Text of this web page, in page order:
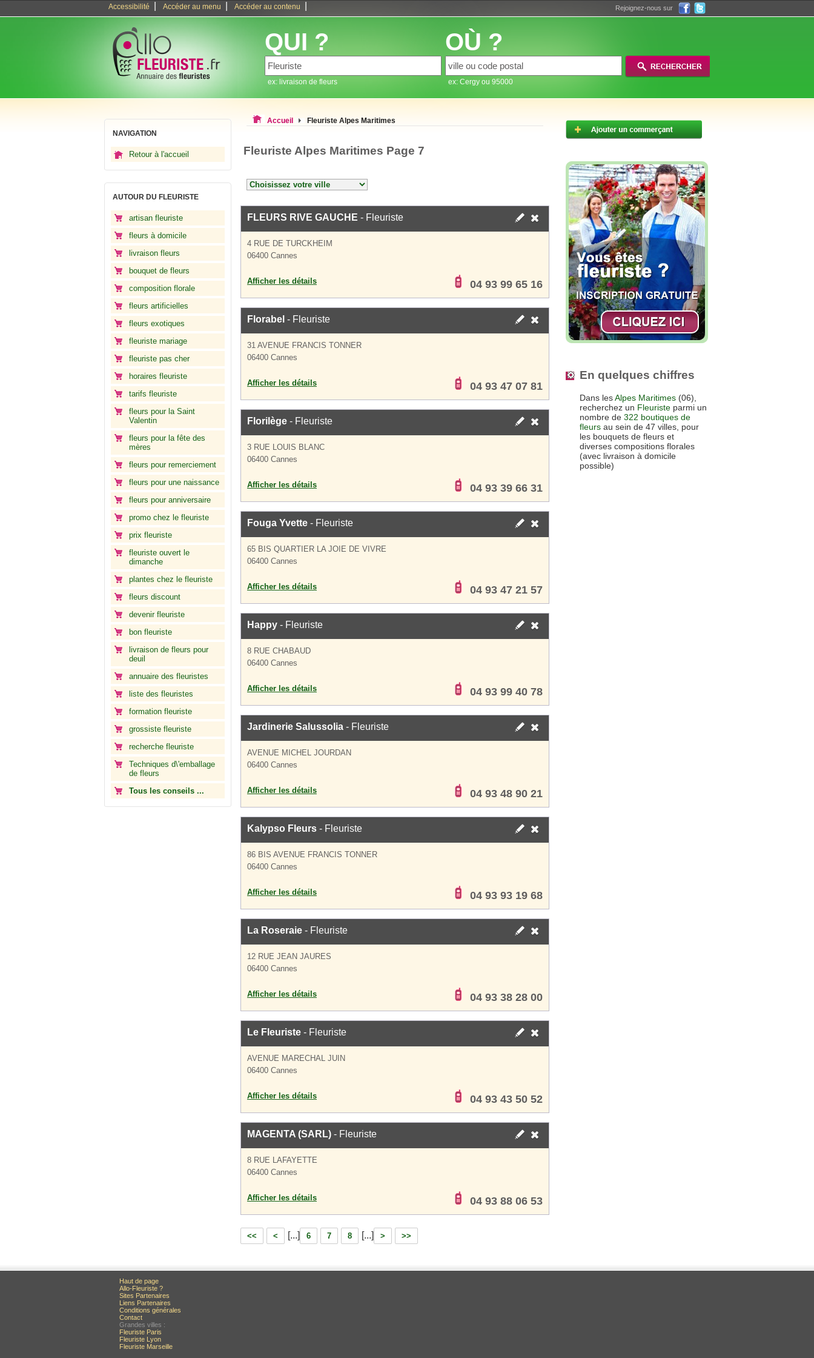
Accessibilité Accéder au menu Accéder au contenu Rejoignez-nous sur
QUI ?
ex: livraison de fleurs
OÙ ?
ex: Cergy ou 95000
NAVIGATION
Retour à l'accueil
AUTOUR DU FLEURISTE
artisan fleuriste
fleurs à domicile
livraison fleurs
bouquet de fleurs
composition florale
fleurs artificielles
fleurs exotiques
fleuriste mariage
fleuriste pas cher
horaires fleuriste
tarifs fleuriste
fleurs pour la Saint
Valentin
fleurs pour la fête des
mères
fleurs pour remerciement
fleurs pour une naissance
fleurs pour anniversaire
promo chez le fleuriste
prix fleuriste
fleuriste ouvert le
dimanche
plantes chez le fleuriste
fleurs discount
devenir fleuriste
bon fleuriste
livraison de fleurs pour
deuil
annuaire des fleuristes
liste des fleuristes
formation fleuriste
grossiste fleuriste
recherche fleuriste
Techniques d\'emballage
de fleurs
Tous les conseils ...
Accueil Fleuriste Alpes Maritimes
Fleuriste Alpes Maritimes Page 7
FLEURS RIVE GAUCHE - Fleuriste
4 RUE DE TURCKHEIM
06400 Cannes
Afficher les détails 04 93 99 65 16
Florabel - Fleuriste
31 AVENUE FRANCIS TONNER
06400 Cannes
Afficher les détails 04 93 47 07 81
Florilège - Fleuriste
3 RUE LOUIS BLANC
06400 Cannes
Afficher les détails 04 93 39 66 31
Fouga Yvette - Fleuriste
65 BIS QUARTIER LA JOIE DE VIVRE
06400 Cannes
Afficher les détails 04 93 47 21 57
Happy - Fleuriste
8 RUE CHABAUD
06400 Cannes
Afficher les détails 04 93 99 40 78
Jardinerie Salussolia - Fleuriste
AVENUE MICHEL JOURDAN
06400 Cannes
Afficher les détails 04 93 48 90 21
Kalypso Fleurs - Fleuriste
86 BIS AVENUE FRANCIS TONNER
06400 Cannes
Afficher les détails 04 93 93 19 68
La Roseraie - Fleuriste
12 RUE JEAN JAURES
06400 Cannes
Afficher les détails 04 93 38 28 00
Le Fleuriste - Fleuriste
AVENUE MARECHAL JUIN
06400 Cannes
Afficher les détails 04 93 43 50 52
MAGENTA (SARL) - Fleuriste
8 RUE LAFAYETTE
06400 Cannes
Afficher les détails 04 93 88 06 53
<< < [...] 6 7 8 [...] > >>
En quelques chiffres
Dans lesAlpes Maritimes (06),
recherchez un Fleuriste parmi un
nombre de 322 boutiques de
fleurs au sein de 47 villes, pour
les bouquets de fleurs et
diverses compositions florales
(avec livraison à domicile
possible)
Haut de page
Allo-Fleuriste ?
Sites Partenaires
Liens Partenaires
Conditions générales
Contact
Grandes villes :
Fleuriste Paris
Fleuriste Lyon
Fleuriste Marseille